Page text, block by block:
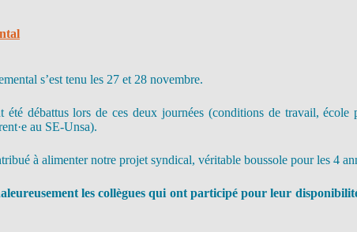
s’est tenu les 27 et 28 novembre.
été débattus lors de ces deux journées (conditions de travail, école
au SE-Unsa).
à alimenter notre projet syndical, véritable boussole pour les 4
les collègues qui ont participé pour leur